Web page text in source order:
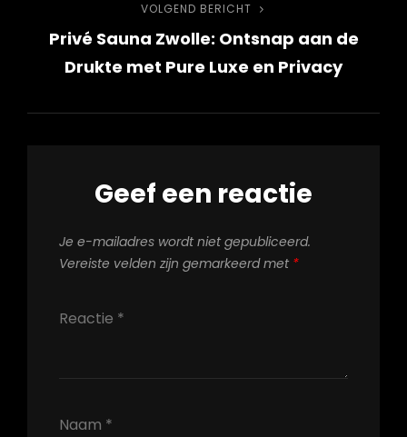
Volgend
bericht
VOLGEND BERICHT
Privé Sauna Zwolle: Ontsnap aan de
Drukte met Pure Luxe en Privacy
Geef een reactie
Je e-mailadres wordt niet gepubliceerd.
Vereiste velden zijn gemarkeerd met *